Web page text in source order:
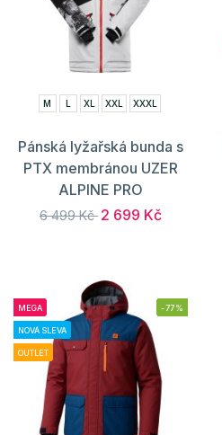
M L XL XXL XXXL
Pánská lyžařská bunda s
PTX membránou UZER
ALPINE PRO
6 499 Kč 2 699 Kč
MEGA
NOVÁ SLEVA
OUTLET
-77%